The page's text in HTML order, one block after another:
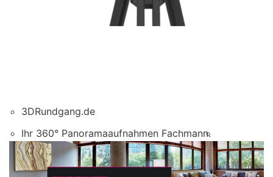
3DRundgang.de
Ihr 360° Panoramaaufnahmen Fachmann.